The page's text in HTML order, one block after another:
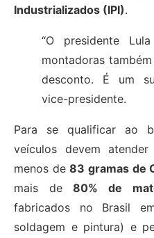
Industrializados (IPI).
“O presidente
montadoras
desconto. É um
vice-presidente.
Para se qualificar ao
veículos devem
menos de83 gramas de
mais de80% de
fabricados no Brasil
soldagem e pintura) e